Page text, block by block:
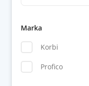
Marka
Korbi
Profico